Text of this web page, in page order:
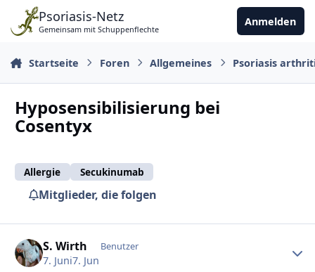
Zu Inhalt springen
Psoriasis-Netz
Gemeinsam mit Schuppenflechte
Anmelden
Startseite Foren Allgemeines Psoriasis
Hyposensibilisierung bei
Cosentyx
Allergie Secukinumab
Mitglieder, die folgen
S. Wirth Benutzer
7. Juni7. Jun